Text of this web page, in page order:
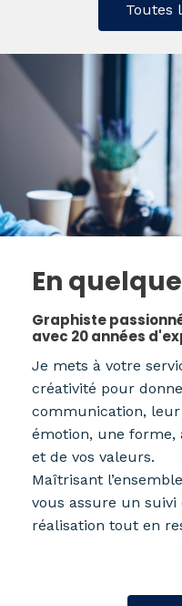
Toutes
En
Graphiste
avec 20 années
Je mets à votre
créativité pour
communication,
émotion, une forme,
et de vos valeurs.
Maîtrisant
vous assure un
réalisation tout en